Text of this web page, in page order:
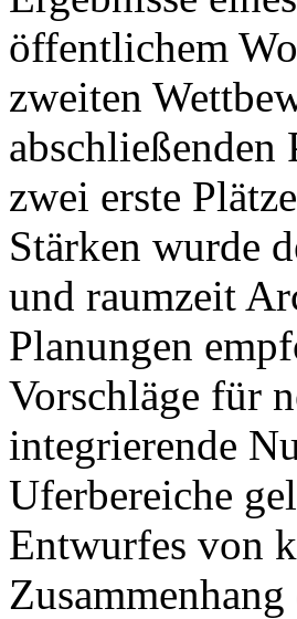
öffentlichem
zweiten
zwei erste
Stärken wurde
und raumzeit
Planungen
Vorschläge für
integrierende
Uferbereiche
Entwurfes von